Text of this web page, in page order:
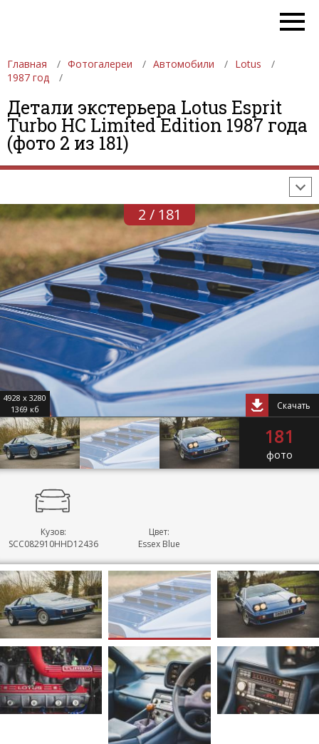
Главная Фотогалереи Автомобили
Lotus
1987 год
Детали экстерьера Lotus Esprit
Turbo HC Limited Edition 1987 года
(фото 2 из 181)
ФОТОГАЛЕРЕИ АВТОМОБИЛИ
ДЕВУШКИ
АВТОСАЛОНЫ
ФОРМУЛА-1
2 / 181
4928 x 3280
1369 кб
Скачать
181
фото
Кузов:
SCC082910HHD12436
Цвет:
Essex Blue